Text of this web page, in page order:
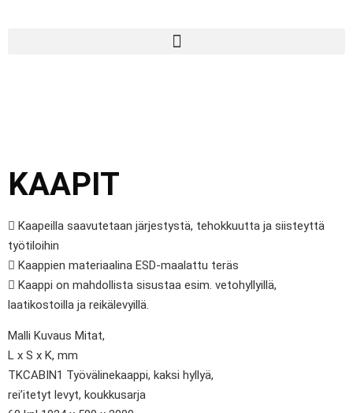
KAAPIT
 Kaapeilla saavutetaan järjestystä, tehokkuutta ja siisteyttä
työtiloihin
 Kaappien materiaalina ESD-maalattu teräs
 Kaappi on mahdollista sisustaa esim. vetohyllyillä,
laatikostoilla ja reikälevyillä.
Malli Kuvaus Mitat,
L x S x K, mm
TKCABIN1 Työvälinekaappi, kaksi hyllyä,
rei’itetyt levyt, koukkusarja